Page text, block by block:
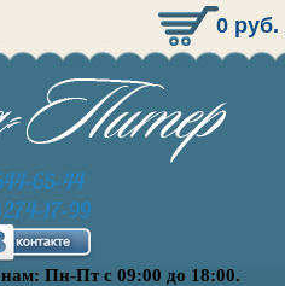
0 руб.
65-44
17-99
Пн-Пт с 09:00 до 18:00.